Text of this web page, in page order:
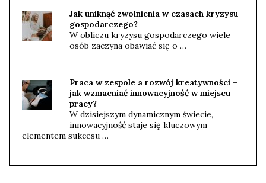
Jak uniknąć zwolnienia w czasach kryzysu
gospodarczego?
W obliczu kryzysu gospodarczego wiele
osób zaczyna obawiać się o …
Praca w zespole a rozwój kreatywności –
jak wzmacniać innowacyjność w miejscu
pracy?
W dzisiejszym dynamicznym świecie,
innowacyjność staje się kluczowym
elementem sukcesu …